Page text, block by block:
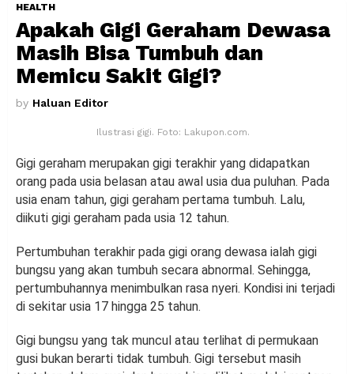
HEALTH
Apakah Gigi Geraham Dewasa
Masih Bisa Tumbuh dan
Memicu Sakit Gigi?
by Haluan Editor
Ilustrasi gigi. Foto: Lakupon.com.
Gigi geraham merupakan gigi terakhir yang didapatkan
orang pada usia belasan atau awal usia dua puluhan. Pada
usia enam tahun, gigi geraham pertama tumbuh. Lalu,
diikuti gigi geraham pada usia 12 tahun.
Pertumbuhan terakhir pada gigi orang dewasa ialah gigi
bungsu yang akan tumbuh secara abnormal. Sehingga,
pertumbuhannya menimbulkan rasa nyeri. Kondisi ini terjadi
di sekitar usia 17 hingga 25 tahun.
Gigi bungsu yang tak muncul atau terlihat di permukaan
gusi bukan berarti tidak tumbuh. Gigi tersebut masih